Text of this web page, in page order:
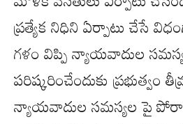
ప్రత్యేక నిధిని ఏర్పాటు చేసే
గళం విప్పి న్యాయవాదుల
పరిష్కరించేందుకు ప్రభుత్వం
న్యాయవాదుల సమస్యల పై